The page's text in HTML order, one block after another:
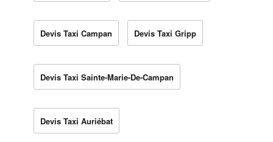
Devis Taxi Campan Devis Taxi Gripp
Devis Taxi Sainte-Marie-De-Campan
Devis Taxi Auriébat